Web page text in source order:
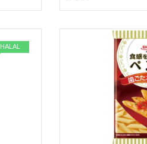
HALAL